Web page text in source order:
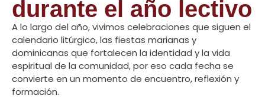
durante el año lectivo
A lo largo del año, vivimos celebraciones que siguen el
calendario litúrgico, las fiestas marianas y
dominicanas que fortalecen la identidad y la vida
espiritual de la comunidad, por eso cada fecha se
convierte en un momento de encuentro, reflexión y
formación.